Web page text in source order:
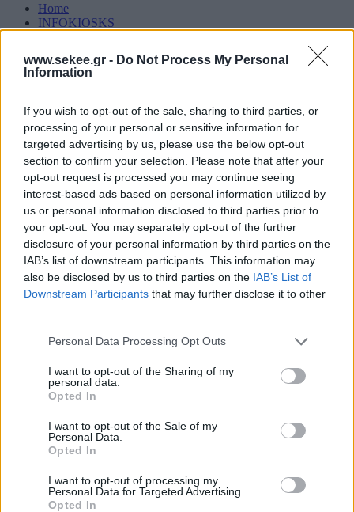
www.sekee.gr - Do Not Process My Personal
Information
If you wish to opt-out of the sale, sharing to third parties, or
processing of your personal or sensitive information for
targeted advertising by us, please use the below opt-out
section to confirm your selection. Please note that after your
opt-out request is processed you may continue seeing
interest-based ads based on personal information utilized by
us or personal information disclosed to third parties prior to
your opt-out. You may separately opt-out of the further
disclosure of your personal information by third parties on the
IAB’s list of downstream participants. This information may
also be disclosed by us to third parties on the IAB’s List of
Downstream Participants that may further disclose it to other
Personal Data Processing Opt Outs
I want to opt-out of the Sharing of my
personal data.
Opted In
I want to opt-out of the Sale of my
Personal Data.
Opted In
I want to opt-out of processing my
Personal Data for Targeted Advertising.
Opted In
Home
INFOKIOSKS
Τα νέα των μελών μας
On05/09/2024
Dotsoft και Globismart προωθούν τη
βιώσιμη αστική ανάπτυξη με έξυπνες
λύσεις στην πόλη των Γιαννιτσών
Η DOTSOFT ΑΕ σε συνεργασία με την GLOBISMART
AE ανέλαβε την υλοποίηση του έργου «Λύσεις
ευρύτερου κέντρου πόλης των Γιαννιτσών του Δήμου
Πέλλας». Στο πλαίσιο του έργου, ο Δήμος Πέλλας θα
εκσυγχρονίσει το κέντρο της πόλης με την
ανάπαυσης (έξυπνα παγκάκια) μοντέρνου
σχεδιασμού, πέντε […]
Explore More